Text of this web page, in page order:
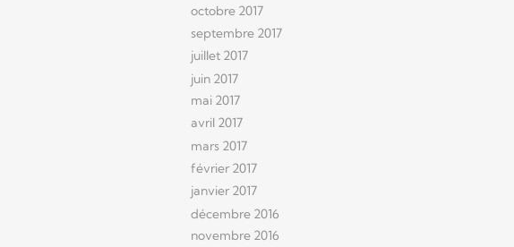
octobre 2017
septembre 2017
juillet 2017
juin 2017
mai 2017
avril 2017
mars 2017
février 2017
janvier 2017
décembre 2016
novembre 2016